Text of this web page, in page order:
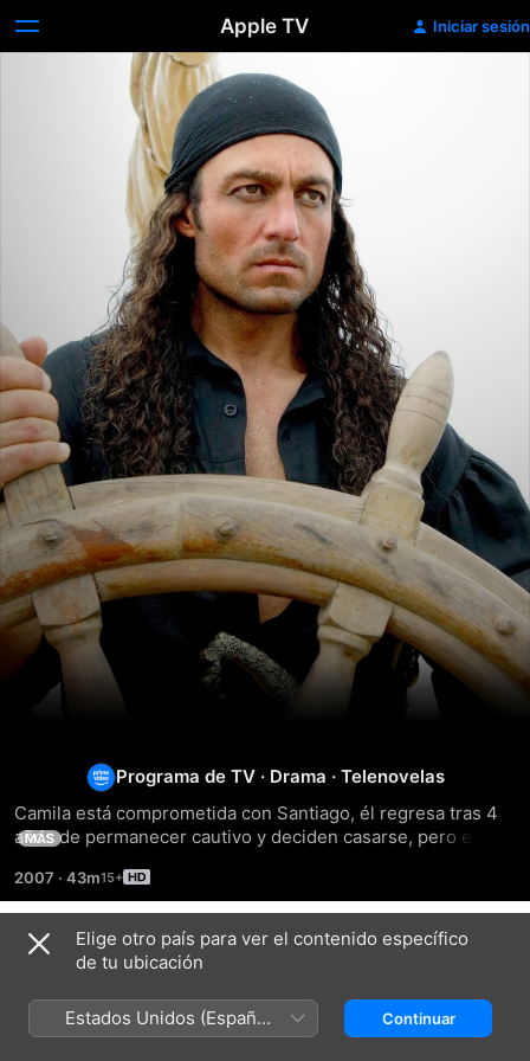
Apple TV Iniciar sesión
Pasión
Programa de TV · Drama · Telenovelas
Camila está comprometida con Santiago, él regresa tras 4
años de permanecer cautivo y deciden casarse, pero el
tarde Camila es capturada por un pirata llamado 'El
Antillano', de quien se enamora.
MÁS
2007 · 43m
Temporada 1
Elige otro país para ver el contenido específico
de tu ubicación
Estados Unidos (Español
México)
Continuar